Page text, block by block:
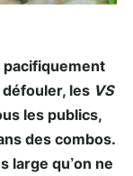
les VS
les publics,
des combos.
large qu’on ne